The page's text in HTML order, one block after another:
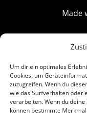
Um dir ein optimales
Cookies, um
zuzugreifen. Wenn du
wie das Surfverhalten oder
verarbeiten. Wenn du
können bestimmte
Made